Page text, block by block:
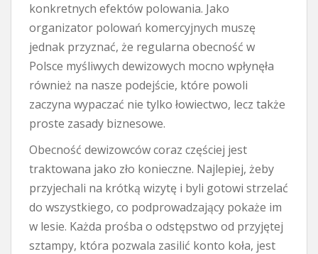
konkretnych efektów polowania. Jako
organizator polowań komercyjnych muszę
jednak przyznać, że regularna obecność w
Polsce myśliwych dewizowych mocno wpłynęła
również na nasze podejście, które powoli
zaczyna wypaczać nie tylko łowiectwo, lecz także
proste zasady biznesowe.
Obecność dewizowców coraz częściej jest
traktowana jako zło konieczne. Najlepiej, żeby
przyjechali na krótką wizytę i byli gotowi strzelać
do wszystkiego, co podprowadzający pokaże im
w lesie. Każda prośba o odstępstwo od przyjętej
sztampy, która pozwala zasilić konto koła, jest